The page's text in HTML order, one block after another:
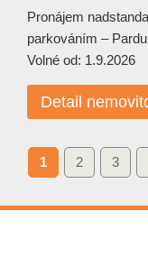
Pronájem
parkováním –
Volné od: 1.9.2026
Detail
1 2 3